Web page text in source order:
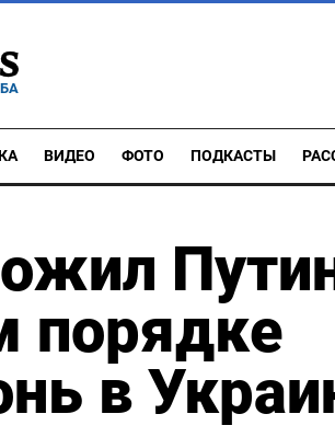
ВИДЕО ФОТО ПОДКАСТЫ
порядке
в